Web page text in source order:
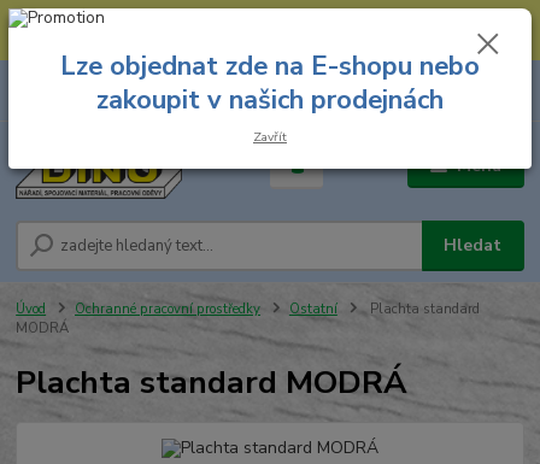
--- Spojovací materiál: 774 431 045 --- Prodejna nářadí: 731 449 423 --
Menu
Hledat
8.00 hod. - 16.00 hod.
za
Úvod Ochranné pracovní prostředky Ostatní
Plachta standard
MODRÁ
Plachta standard MODRÁ
Lze objednat zde na E-shopu nebo
zakoupit v našich prodejnách
Zavřít